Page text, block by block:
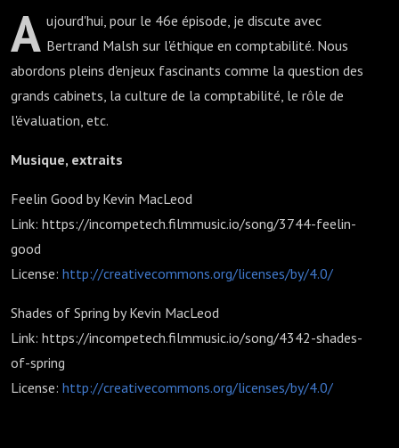
A ujourd'hui, pour le 46e épisode, je discute avec
Bertrand Malsh sur l'éthique en comptabilité. Nous
abordons pleins d'enjeux fascinants comme la question des
grands cabinets, la culture de la comptabilité, le rôle de
l'évaluation, etc.
Musique, extraits
Feelin Good by Kevin MacLeod
Link: https://incompetech.filmmusic.io/song/3744-feelin-
good
License: http://creativecommons.org/licenses/by/4.0/
Shades of Spring by Kevin MacLeod
Link: https://incompetech.filmmusic.io/song/4342-shades-
of-spring
License: http://creativecommons.org/licenses/by/4.0/